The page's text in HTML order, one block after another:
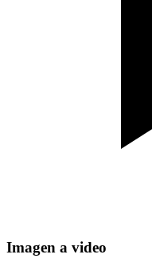
Imagen a video